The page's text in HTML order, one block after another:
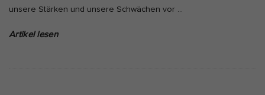
unsere Stärken und unsere Schwächen vor …
Artikel lesen